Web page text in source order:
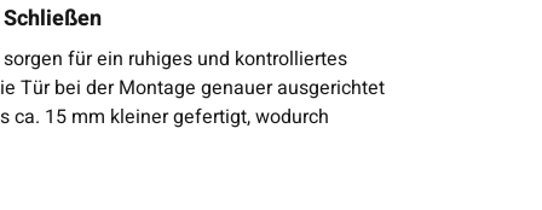
für ein ruhiges und kontrolliertes
Tür bei der Montage genauer ausgerichtet
ca. 15 mm kleiner gefertigt, wodurch